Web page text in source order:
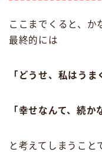
ここまでくると、か
最終的には
「どうせ、私はうま
「幸せなんて、続か
と考えてしまうこと